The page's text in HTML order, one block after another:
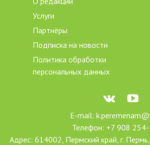
Услуги
Партнёры
Подписка на новости
Политика обработки
персональных данных
E-mail:
Телефон: +7 908
Адрес: 614002, Пермский край, г.